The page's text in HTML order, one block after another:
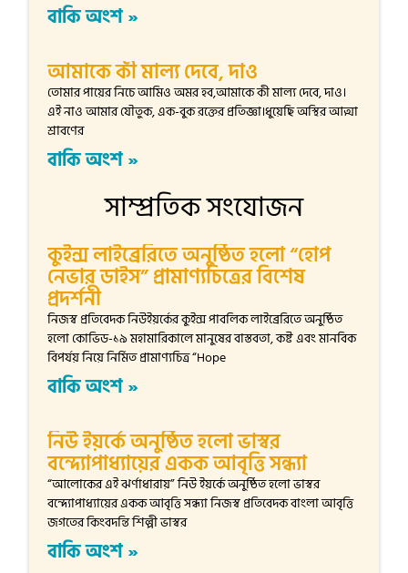
বাকি অংশ »
আমাকে কী মাল্য দেবে, দাও
তোমার পায়ের নিচে আমিও অমর হব,আমাকে কী মাল্য দেবে, দাও।
এই নাও আমার যৌতুক, এক-বুক রক্তের প্রতিজ্ঞা।ধুয়েছি অস্থির আত্মা
শ্রাবণের
বাকি অংশ »
সাম্প্রতিক সংযোজন
কুইন্স লাইব্রেরিতে অনুষ্ঠিত হলো “হোপ
নেভার ডাইস” প্রামাণ্যচিত্রের বিশেষ
প্রদর্শনী
নিজস্ব প্রতিবেদক নিউইয়র্কের কুইন্স পাবলিক লাইব্রেরিতে অনুষ্ঠিত
হলো কোভিড-১৯ মহামারিকালে মানুষের বাস্তবতা, কষ্ট এবং মানবিক
বিপর্যয় নিয়ে নির্মিত প্রামাণ্যচিত্র “Hope
বাকি অংশ »
নিউ ইয়র্কে অনুষ্ঠিত হলো ভাস্বর
বন্দ্যোপাধ্যায়ের একক আবৃত্তি সন্ধ্যা
“আলোকের এই ঝর্ণাধারায়” নিউ ইয়র্কে অনুষ্ঠিত হলো ভাস্বর
বন্দ্যোপাধ্যায়ের একক আবৃত্তি সন্ধ্যা নিজস্ব প্রতিবেদক বাংলা আবৃত্তি
জগতের কিংবদন্তি শিল্পী ভাস্বর
বাকি অংশ »